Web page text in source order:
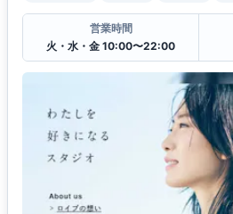
営業時間
火・水・金 10:00〜22:00